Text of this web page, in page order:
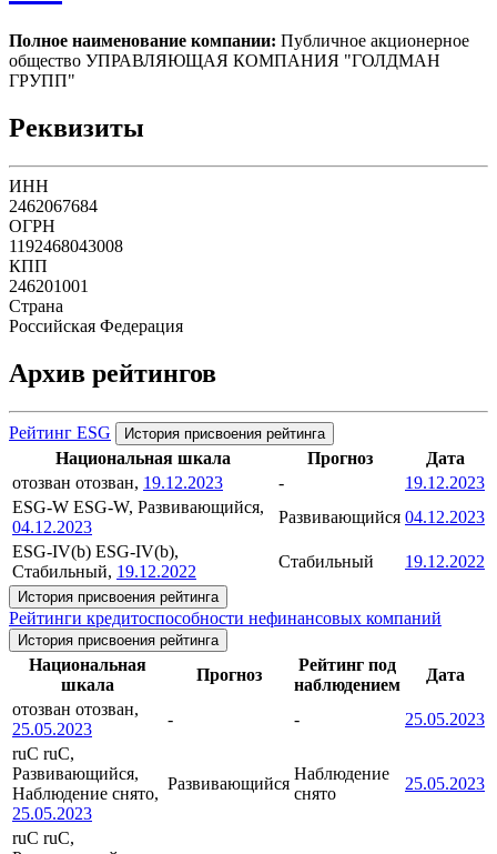
Полное наименование компании: Публичное акционерное
общество УПРАВЛЯЮЩАЯ КОМПАНИЯ "ГОЛДМАН
ГРУПП"
Реквизиты
ИНН
2462067684
ОГРН
1192468043008
КПП
246201001
Страна
Российская Федерация
Архив рейтингов
Рейтинг ESG История присвоения рейтинга
Национальная шкала Прогноз
Дата
отозван отозван, 19.12.2023 -
19.12.2023
ESG-W ESG-W, Развивающийся,
04.12.2023
Развивающийся 04.12.2023
ESG-IV(b) ESG-IV(b),
Стабильный, 19.12.2022
Стабильный 19.12.2022
История присвоения рейтинга
Рейтинги кредитоспособности нефинансовых компаний
История присвоения рейтинга
Национальная
шкала
Прогноз
Рейтинг под
наблюдением
Дата
отозван отозван,
25.05.2023
- -
25.05.2023
ruC ruC,
Развивающийся,
Наблюдение снято,
25.05.2023
Развивающийся
Наблюдение
снято
25.05.2023
ruC ruC,